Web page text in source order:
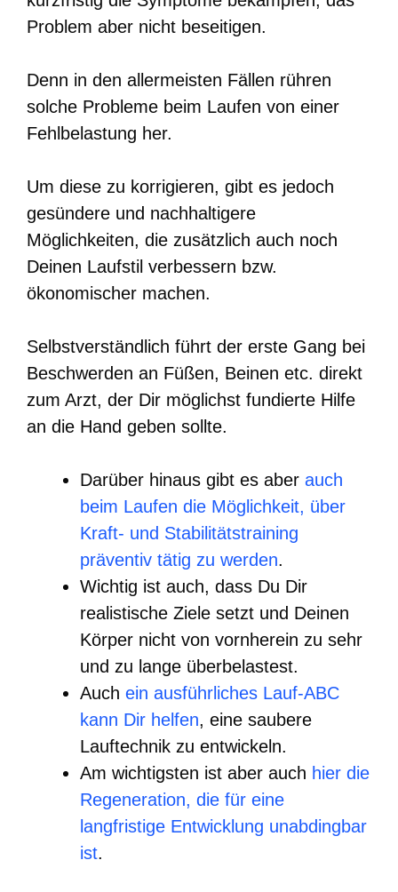
Problem aber nicht beseitigen.
Denn in den allermeisten Fällen rühren
solche Probleme beim Laufen von einer
Fehlbelastung her.
Um diese zu korrigieren, gibt es jedoch
gesündere und nachhaltigere
Möglichkeiten, die zusätzlich auch noch
Deinen Laufstil verbessern bzw.
ökonomischer machen.
Selbstverständlich führt der erste Gang bei
Beschwerden an Füßen, Beinen etc. direkt
zum Arzt, der Dir möglichst fundierte Hilfe
an die Hand geben sollte.
Darüber hinaus gibt es aber auch
beim Laufen die Möglichkeit, über
Kraft- und Stabilitätstraining
präventiv tätig zu werden.
Wichtig ist auch, dass Du Dir
realistische Ziele setzt und Deinen
Körper nicht von vornherein zu sehr
und zu lange überbelastest.
Auch ein ausführliches Lauf-ABC
kann Dir helfen, eine saubere
Lauftechnik zu entwickeln.
Am wichtigsten ist aber auch hier die
Regeneration, die für eine
langfristige Entwicklung unabdingbar
ist.